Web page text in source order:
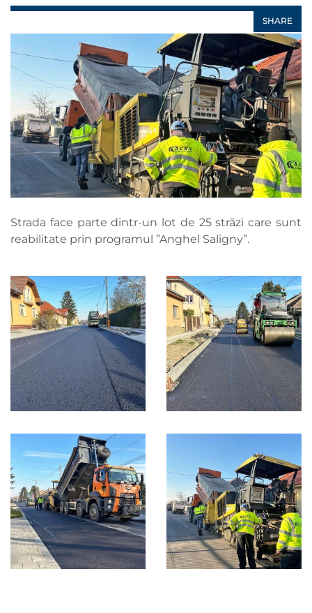
SHARE
Strada face parte dintr-un lot de 25 străzi care sunt
reabilitate prin programul ”Anghel Saligny”.